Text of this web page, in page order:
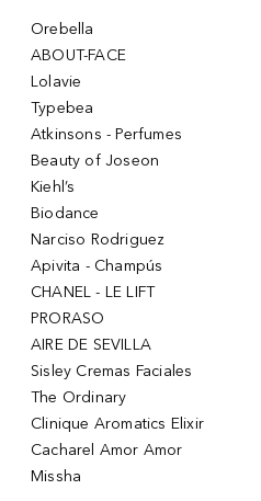
Orebella
ABOUT-FACE
Lolavie
Typebea
Atkinsons - Perfumes
Beauty of Joseon
Kiehl’s
Biodance
Narciso Rodriguez
Apivita - Champús
CHANEL - LE LIFT
PRORASO
AIRE DE SEVILLA
Sisley Cremas Faciales
The Ordinary
Clinique Aromatics Elixir
Cacharel Amor Amor
Missha